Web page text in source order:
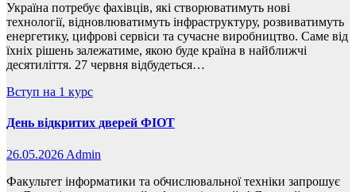
Україна потребує фахівців, які створюватимуть нові
технології, відновлюватимуть інфраструктуру, розвиватимуть
енергетику, цифрові сервіси та сучасне виробництво. Саме від
їхніх рішень залежатиме, якою буде країна в найближчі
десятиліття. 27 червня відбудеться…
Вступ на 1 курс
День відкритих дверей ФІОТ
26.05.2026 Admin
Факультет інформатики та обчислювальної техніки запрошує